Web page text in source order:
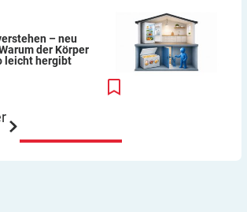
– neu
der Körper
leicht hergibt